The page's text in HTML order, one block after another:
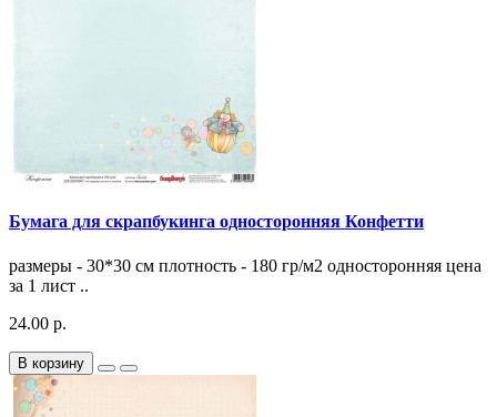
Бумага для скрапбукинга односторонняя Конфетти
размеры - 30*30 см плотность - 180 гр/м2 односторонняя цена
за 1 лист ..
24.00 р.
В корзину